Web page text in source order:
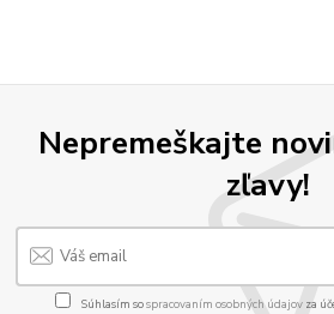
Nepremeškajte
zľavy!
Súhlasím sospracovaním osobných údajov za